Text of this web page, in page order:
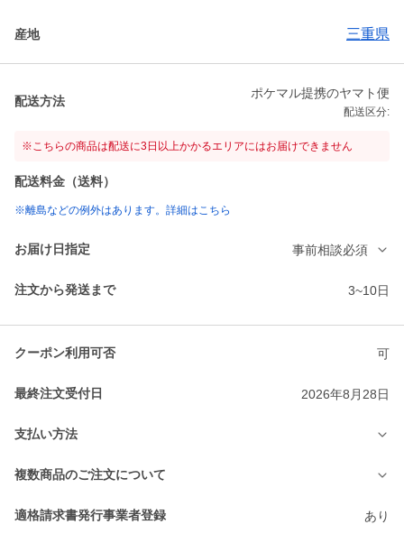
産地 三重県
配送方法
ポケマル提携のヤマト便
配送区分:
※こちらの商品は配送に3日以上かかるエリアにはお届けできません
配送料金（送料）
※離島などの例外はあります。詳細はこちら
お届け日指定 事前相談必須
注文から発送まで 3~10日
クーポン利用可否 可
最終注文受付日 2026年8月28日
支払い方法
複数商品のご注文について
適格請求書発行事業者登録 あり